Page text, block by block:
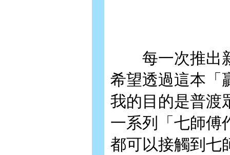
每一次推出新
希望透過這本「
我的目的是普渡
一系列「七師傅
都可以接觸到七